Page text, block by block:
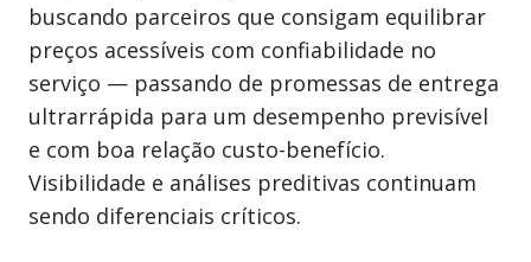
buscando parceiros que consigam equilibrar
preços acessíveis com confiabilidade no
serviço — passando de promessas de entrega
ultrarrápida para um desempenho previsível
e com boa relação custo-benefício.
Visibilidade e análises preditivas continuam
sendo diferenciais críticos.